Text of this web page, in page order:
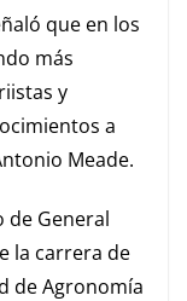
que en los
más
y
a
Meade.
de General
la carrera de
de Agronomía